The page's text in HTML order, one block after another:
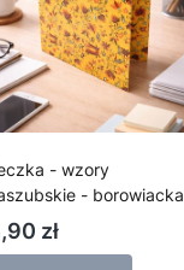
- wzory
kaszubskie - borowiacka
zł